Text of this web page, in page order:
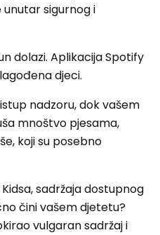
unutar sigurnog i
dolazi. Aplikacija Spotify
djeci.
nadzoru, dok vašem
mnoštvo pjesama,
koji su posebno
sadržaja dostupnog
čini vašem djetetu?
vulgaran sadržaj i